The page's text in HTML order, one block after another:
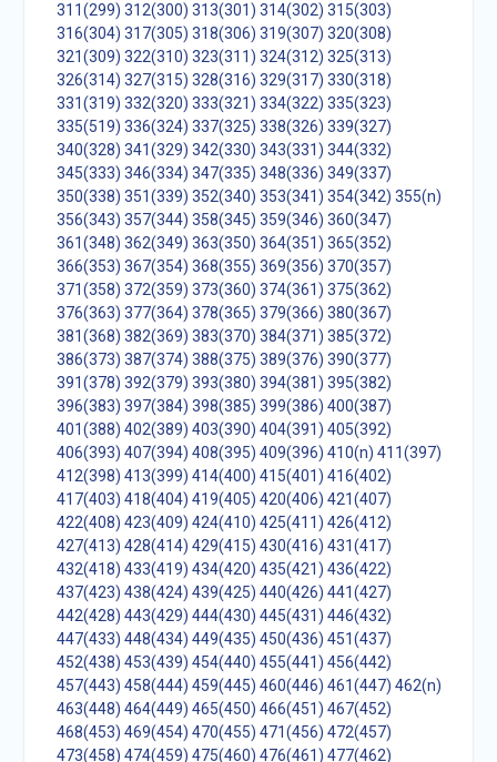
311(299) 312(300) 313(301) 314(302) 315(303)
316(304) 317(305) 318(306) 319(307) 320(308)
321(309) 322(310) 323(311) 324(312) 325(313)
326(314) 327(315) 328(316) 329(317) 330(318)
331(319) 332(320) 333(321) 334(322) 335(323)
335(519) 336(324) 337(325) 338(326) 339(327)
340(328) 341(329) 342(330) 343(331) 344(332)
345(333) 346(334) 347(335) 348(336) 349(337)
350(338) 351(339) 352(340) 353(341) 354(342) 355(n)
356(343) 357(344) 358(345) 359(346) 360(347)
361(348) 362(349) 363(350) 364(351) 365(352)
366(353) 367(354) 368(355) 369(356) 370(357)
371(358) 372(359) 373(360) 374(361) 375(362)
376(363) 377(364) 378(365) 379(366) 380(367)
381(368) 382(369) 383(370) 384(371) 385(372)
386(373) 387(374) 388(375) 389(376) 390(377)
391(378) 392(379) 393(380) 394(381) 395(382)
396(383) 397(384) 398(385) 399(386) 400(387)
401(388) 402(389) 403(390) 404(391) 405(392)
406(393) 407(394) 408(395) 409(396) 410(n) 411(397)
412(398) 413(399) 414(400) 415(401) 416(402)
417(403) 418(404) 419(405) 420(406) 421(407)
422(408) 423(409) 424(410) 425(411) 426(412)
427(413) 428(414) 429(415) 430(416) 431(417)
432(418) 433(419) 434(420) 435(421) 436(422)
437(423) 438(424) 439(425) 440(426) 441(427)
442(428) 443(429) 444(430) 445(431) 446(432)
447(433) 448(434) 449(435) 450(436) 451(437)
452(438) 453(439) 454(440) 455(441) 456(442)
457(443) 458(444) 459(445) 460(446) 461(447) 462(n)
463(448) 464(449) 465(450) 466(451) 467(452)
468(453) 469(454) 470(455) 471(456) 472(457)
473(458) 474(459) 475(460) 476(461) 477(462)